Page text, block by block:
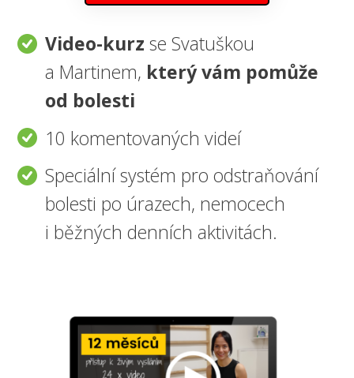
Video-kurz se Svatuškou
a Martinem, který vám pomůže
od bolesti
10 komentovaných videí
Speciální systém pro odstraňování
bolesti po úrazech, nemocech
i běžných denních aktivitách.